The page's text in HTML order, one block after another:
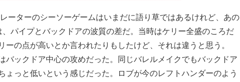
ーターのシーソーゲームはいまだに語り草ではあるけれど、あの
パイプとバックドアの波質の差だ。当時はケリー全盛のころだ
ーの点が高いとか言われたりもしたけど、それは違うと思う。
バックドア中心の攻めだった。同じバレルメイクでもバックドア
ょっと低いという感じだった。ロブが今のレフトハンダーのよう